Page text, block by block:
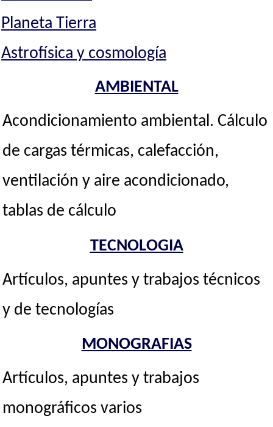
Planeta Tierra
Astrofísica y cosmología
AMBIENTAL
Acondicionamiento ambiental. Cálculo
de cargas térmicas, calefacción,
ventilación y aire acondicionado,
tablas de cálculo
TECNOLOGIA
Artículos, apuntes y trabajos técnicos
y de tecnologías
MONOGRAFIAS
Artículos, apuntes y trabajos
monográficos varios